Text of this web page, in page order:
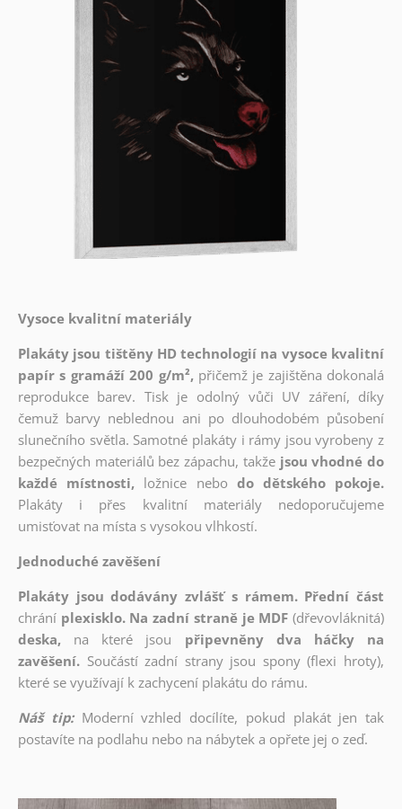
Vysoce kvalitní materiály
Plakáty jsou tištěny HD technologií na vysoce kvalitní
papír s gramáží 200 g/m², přičemž je zajištěna dokonalá
reprodukce barev. Tisk je odolný vůči UV záření, díky
čemuž barvy neblednou ani po dlouhodobém působení
slunečního světla. Samotné plakáty i rámy jsou vyrobeny z
bezpečných materiálů bez zápachu, takže jsou vhodné do
každé místnosti, ložnice nebo do dětského pokoje.
Plakáty i přes kvalitní materiály nedoporučujeme
umisťovat na místa s vysokou vlhkostí.
Jednoduché zavěšení
Plakáty jsou dodávány zvlášť s rámem. Přední část
chrání plexisklo. Na zadní straně je MDF (dřevovláknitá)
deska,
na které jsou
připevněny dva háčky na
zavěšení. Součástí zadní strany jsou spony (flexi hroty),
které se využívají k zachycení plakátu do rámu.
Náš tip: Moderní vzhled docílíte, pokud plakát jen tak
postavíte na podlahu nebo na nábytek a opřete jej o zeď.